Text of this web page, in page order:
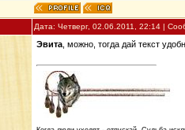
Дата: Четверг, 02.06.2011, 22:14 |
Эвита , можно, тогда дай текст